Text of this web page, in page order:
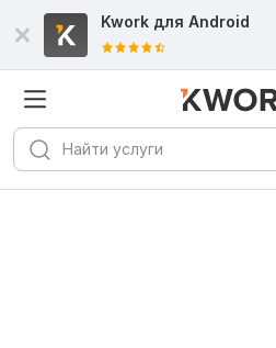
Kwork для Android